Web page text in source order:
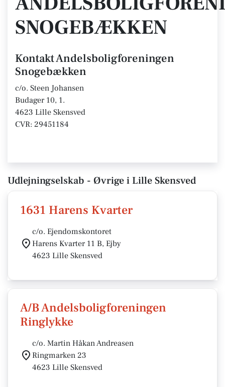
SNOGEBÆKKEN
Kontakt Andelsboligforeningen
Snogebækken
c/o. Steen Johansen
Budager 10, 1.
4623 Lille Skensved
CVR: 29451184
Udlejningselskab - Øvrige i Lille Skensved
1631 Harens Kvarter
c/o. Ejendomskontoret
Harens Kvarter 11 B, Ejby
4623 Lille Skensved
A/B Andelsboligforeningen
Ringlykke
c/o. Martin Håkan Andreasen
Ringmarken 23
4623 Lille Skensved